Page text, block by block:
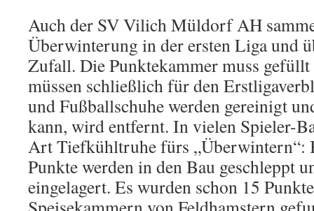
Auch der SV Vilich Müldorf AH
Überwinterung in der ersten Liga und
Zufall. Die Punktekammer muss gefüllt
müssen schließlich für den
und Fußballschuhe werden gereinigt
kann, wird entfernt. In vielen Spieler-
Art Tiefkühltruhe fürs „Überwintern“:
Punkte werden in den Bau geschleppt
eingelagert. Es wurden schon 15